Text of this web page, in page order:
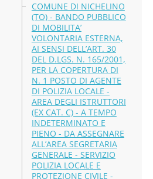
COMUNE DI NICHELINO
(TO) - BANDO PUBBLICO
DI MOBILITA’
VOLONTARIA ESTERNA,
AI SENSI DELL’ART. 30
DEL D.LGS. N. 165/2001,
PER LA COPERTURA DI
N. 1 POSTO DI AGENTE
DI POLIZIA LOCALE -
AREA DEGLI ISTRUTTORI
(EX CAT. C) - A TEMPO
INDETERMINATO E
PIENO - DA ASSEGNARE
ALL’AREA SEGRETARIA
GENERALE - SERVIZIO
POLIZIA LOCALE E
PROTEZIONE CIVILE -